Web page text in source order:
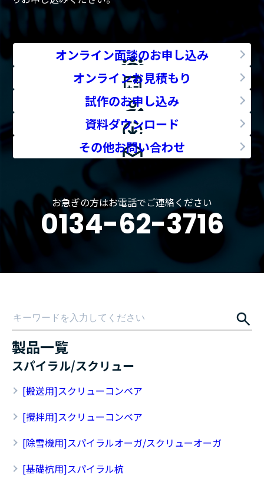
オンライン面談のお申し込み
オンラインお見積もり
試作のお申し込み
資料ダウンロード
その他お問い合わせ
お急ぎの方はお電話でご連絡ください
0134-62-3716
製品一覧
スパイラル/スクリュー
[搬送用]スクリューコンベア
[攪拌用]スクリューコンベア
[除雪機用]スパイラルオーガ/スクリューオーガ
[基礎杭用]スパイラル杭